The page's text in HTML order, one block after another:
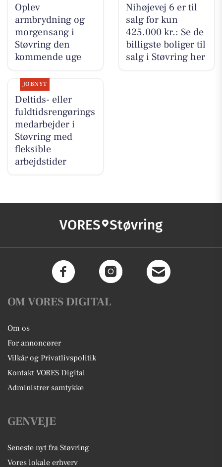
Oplev
armbrydning og
morgensang i
Støvring den
kommende uge
Nihøjevej 6 er til
salg for kun
425.000 kr.: Se de
billigste boliger til
salg i Støvring her
JOBNYT
Deltids- eller
fuldtidsrengørings
medarbejder i
Støvring med
fleksible
arbejdstider
VORES Støvring
OM VORES DIGITAL
Om os
For annoncører
Vilkår og Privatlivspolitik
Kontakt VORES Digital
Administrer samtykke
GENVEJE
Seneste nyt fra Støvring
Vores lokale erhverv